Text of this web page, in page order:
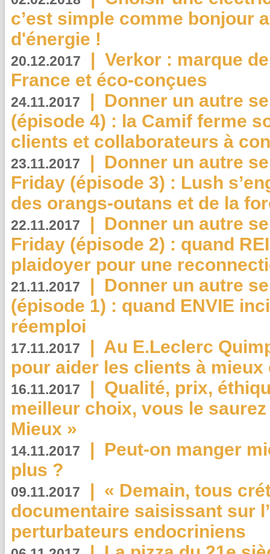
c’est simple comme bonjour
d'énergie !
20.12.2017 | Verkor : marque
France et éco-conçues
24.11.2017 | Donner un autre
(épisode 4) : la Camif ferme
clients et collaborateurs à
23.11.2017 | Donner un autre
Friday (épisode 3) : Lush
des orangs-outans et de la
22.11.2017 | Donner un autre
Friday (épisode 2) : quand
plaidoyer pour une
21.11.2017 | Donner un autre
(épisode 1) : quand ENVIE
réemploi
17.11.2017 | Au E.Leclerc
pour aider les clients à
16.11.2017 | Qualité, prix,
meilleur choix, vous le
Mieux »
14.11.2017 | Peut-on manger
plus ?
09.11.2017 | « Demain, tous
documentaire saisissant sur
perturbateurs endocriniens